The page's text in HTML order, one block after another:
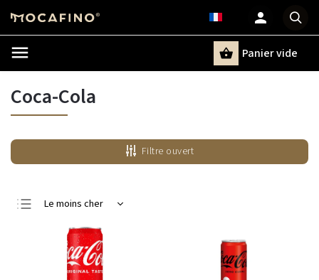
Panier vide
Coca-Cola
Filtre ouvert
Le moins cher
Le plus cher
Bestsellers
Alphabétiquement